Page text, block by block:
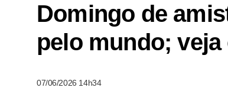
Domingo de
pelo mundo;
07/06/2026 14h34